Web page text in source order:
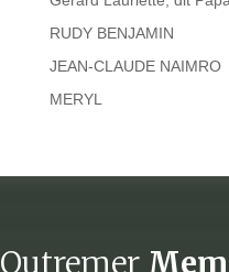
RUDY BENJAMIN
JEAN-CLAUDE NAIMRO
MERYL
Outremer